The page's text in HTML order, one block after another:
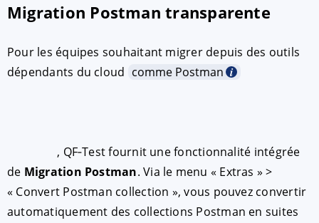
Migration Postman transparente
Pour les équipes souhaitant migrer depuis des outils
dépendants du cloud comme Postman
, QF‑Test fournit une fonctionnalité intégrée
de Migration Postman. Via le menu « Extras » >
« Convert Postman collection », vous pouvez convertir
automatiquement des collections Postman en suites